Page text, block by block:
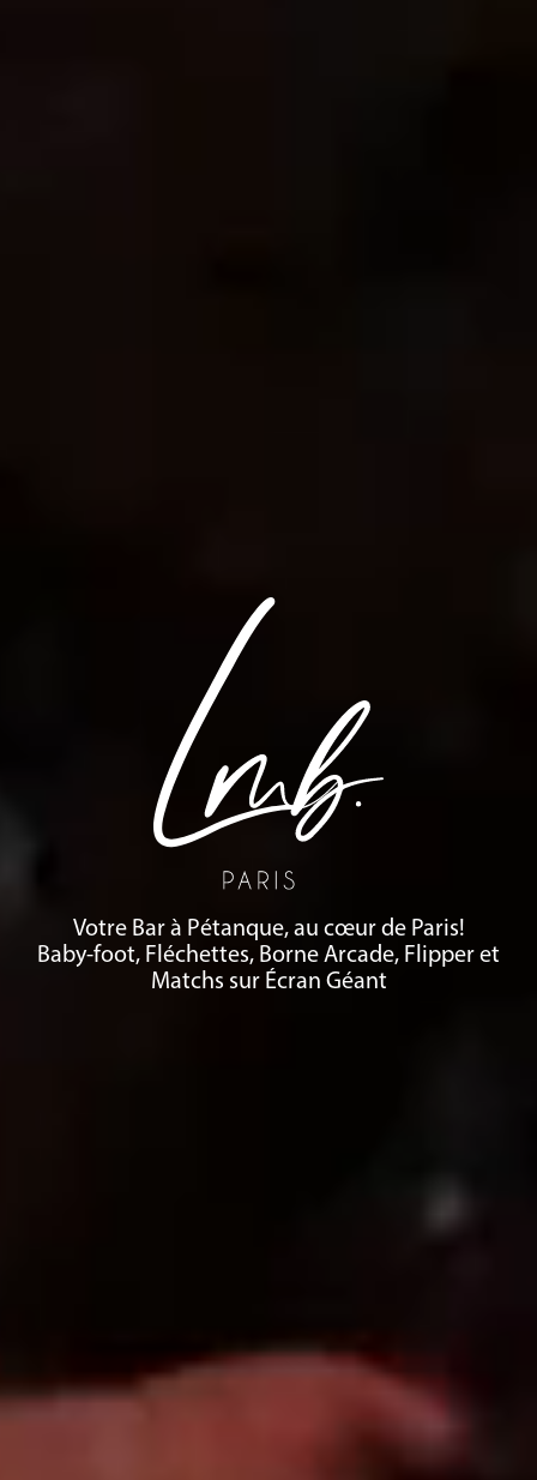
Votre Bar à Pétanque, au cœur de Paris!
Baby-foot, Fléchettes, Borne Arcade, Flipper et
Matchs sur Écran Géant